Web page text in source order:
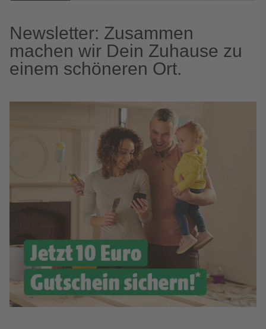
Newsletter: Zusammen
machen wir Dein Zuhause zu
einem schöneren Ort.